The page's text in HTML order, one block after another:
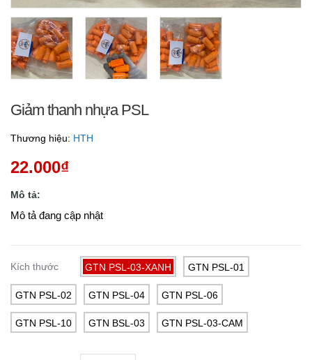
Giảm thanh nhựa PSL
Thương hiệu: HTH
22.000₫
Mô tả:
Mô tả đang cập nhật
Kích thước GTN PSL-03-XANH GTN PSL-01
GTN PSL-02 GTN PSL-04 GTN PSL-06
GTN PSL-10 GTN BSL-03 GTN PSL-03-CAM